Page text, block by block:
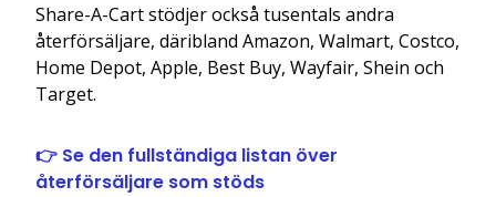
Share-A-Cart stödjer också tusentals andra
återförsäljare, däribland Amazon, Walmart, Costco,
Home Depot, Apple, Best Buy, Wayfair, Shein och
Target.
👉 Se den fullständiga listan över
återförsäljare som stöds